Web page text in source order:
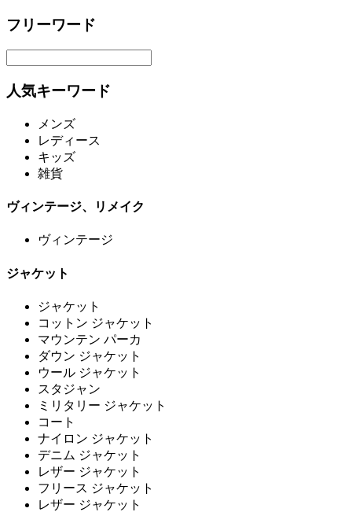
フリーワード
人気キーワード
メンズ
レディース
キッズ
雑貨
ヴィンテージ、リメイク
ヴィンテージ
ジャケット
ジャケット
コットン ジャケット
マウンテン パーカ
ダウン ジャケット
ウール ジャケット
スタジャン
ミリタリー ジャケット
コート
ナイロン ジャケット
デニム ジャケット
レザー ジャケット
フリース ジャケット
レザー ジャケット